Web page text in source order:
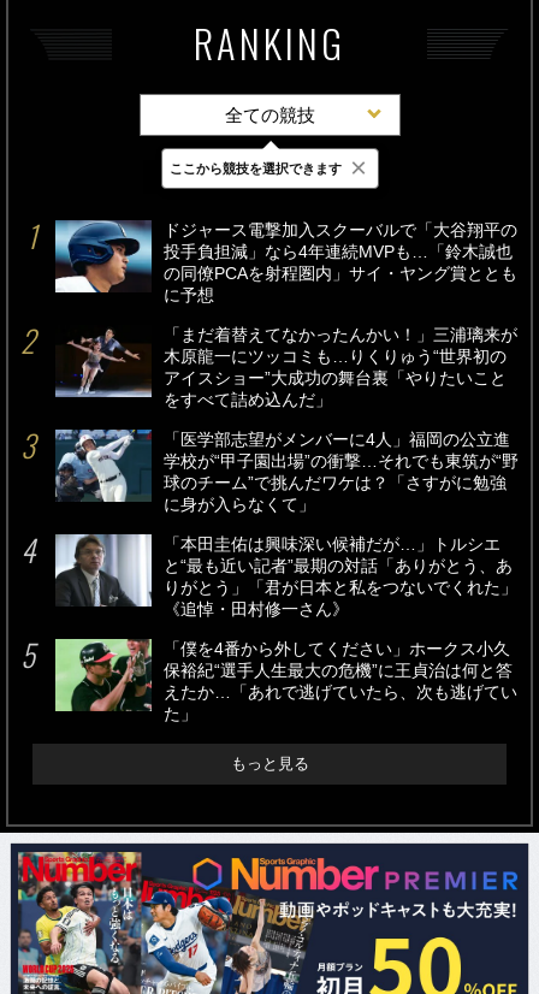
RANKING
全ての競技
最新 24時間 週間
ドジャース電撃加入スクーバルで「大谷翔平の
投手負担減」なら4年連続MVPも…「鈴木誠也
の同僚PCAを射程圏内」サイ・ヤング賞ととも
に予想
「まだ着替えてなかったんかい！」三浦璃来が
木原龍一にツッコミも…りくりゅう“世界初の
アイスショー”大成功の舞台裏「やりたいこと
をすべて詰め込んだ」
「医学部志望がメンバーに4人」福岡の公立進
学校が“甲子園出場”の衝撃…それでも東筑が“野
球のチーム”で挑んだワケは？「さすがに勉強
に身が入らなくて」
「本田圭佑は興味深い候補だが…」トルシエ
と“最も近い記者”最期の対話「ありがとう、あ
りがとう」「君が日本と私をつないでくれた」
《追悼・田村修一さん》
「僕を4番から外してください」ホークス小久
保裕紀“選手人生最大の危機”に王貞治は何と答
えたか…「あれで逃げていたら、次も逃げてい
た」
もっと見る
ここから競技を選択できます ×